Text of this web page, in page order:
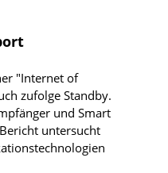
"Internet of
zufolge Standby.
und Smart
untersucht